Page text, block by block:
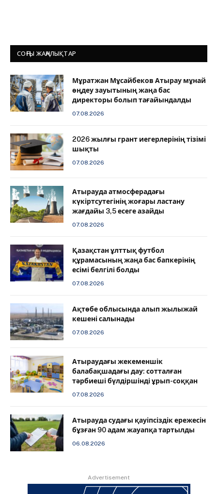
СОҢҒЫ ЖАҢАЛЫҚТАР
Мұратжан Мұсайбеков Атырау мұнай
өңдеу зауытының жаңа бас
директоры болып тағайындалды
07.08.2026
2026 жылғы грант иегерлерінің тізімі
шықты
07.08.2026
Атырауда атмосферадағы
күкіртсутегінің жоғары ластану
жағдайы 3,5 есеге азайды
07.08.2026
Қазақстан ұлттық футбол
құрамасының жаңа бас бапкерінің
есімі белгілі болды
07.08.2026
Ақтөбе облысында алып жылыжай
кешені салынады
07.08.2026
Атыраудағы жекеменшік
балабақшадағы дау: сотталған
тәрбиеші бүлдіршінді ұрып-соққан
07.08.2026
Атырауда судағы қауіпсіздік ережесін
бұзған 90 адам жауапқа тартылды
06.08.2026
Advertisement